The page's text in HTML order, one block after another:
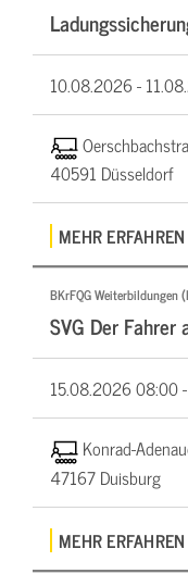
10.08.2026 -
40591 Düsseldorf
MEHR ERFAHREN
BKrFQG Weiterbildungen
SVG Der
15.08.202608:00
Konrad-
47167 Duisburg
MEHR ERFAHREN